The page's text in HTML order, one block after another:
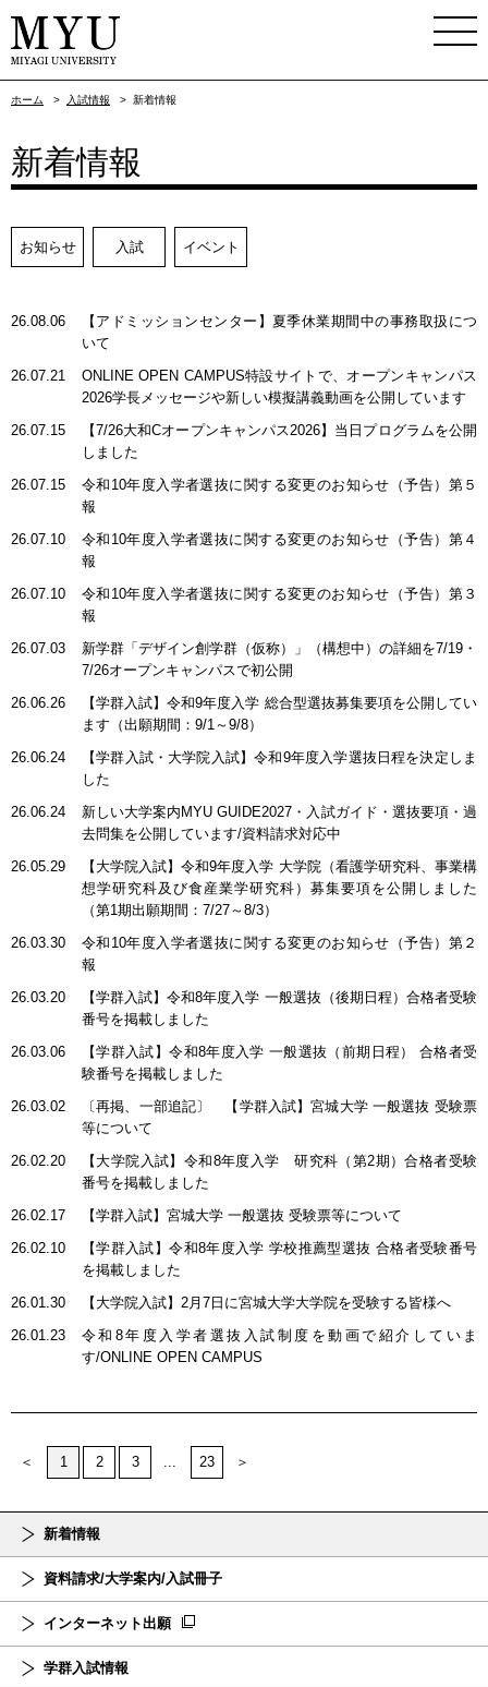
ホーム > 入試情報 > 新着情報
新着情報
お知らせ 入試 イベント
26.08.06
【アドミッションセンター】夏季休業期間中の事務取扱につ
いて
26.07.21
ONLINE OPEN CAMPUS特設サイトで、オープンキャンパス
2026学長メッセージや新しい模擬講義動画を公開しています
26.07.15
【7/26大和Cオープンキャンパス2026】当日プログラムを公開
しました
26.07.15
令和10年度入学者選抜に関する変更のお知らせ（予告）第５
報
26.07.10
令和10年度入学者選抜に関する変更のお知らせ（予告）第４
報
26.07.10
令和10年度入学者選抜に関する変更のお知らせ（予告）第３
報
26.07.03
新学群「デザイン創学群（仮称）」（構想中）の詳細を7/19・
7/26オープンキャンパスで初公開
26.06.26
【学群入試】令和9年度入学 総合型選抜募集要項を公開してい
ます（出願期間：9/1～9/8）
26.06.24
【学群入試・大学院入試】令和9年度入学選抜日程を決定しま
した
26.06.24
新しい大学案内MYU GUIDE2027・入試ガイド・選抜要項・過
去問集を公開しています/資料請求対応中
26.05.29
【大学院入試】令和9年度入学 大学院（看護学研究科、事業構
想学研究科及び食産業学研究科）募集要項を公開しました
（第1期出願期間：7/27～8/3）
26.03.30
令和10年度入学者選抜に関する変更のお知らせ（予告）第２
報
26.03.20
【学群入試】令和8年度入学 一般選抜（後期日程）合格者受験
番号を掲載しました
26.03.06
【学群入試】令和8年度入学 一般選抜（前期日程） 合格者受
験番号を掲載しました
26.03.02
〔再掲、一部追記〕 【学群入試】宮城大学 一般選抜 受験票
等について
26.02.20
【大学院入試】令和8年度入学 研究科（第2期）合格者受験
番号を掲載しました
26.02.17
【学群入試】宮城大学 一般選抜 受験票等について
26.02.10
【学群入試】令和8年度入学 学校推薦型選抜 合格者受験番号
を掲載しました
26.01.30
【大学院入試】2月7日に宮城大学大学院を受験する皆様へ
26.01.23
令和8年度入学者選抜入試制度を動画で紹介していま
す/ONLINE OPEN CAMPUS
＜ 1 2 3 ... 23 ＞
新着情報
資料請求/大学案内/入試冊子
インターネット出願
学群入試情報